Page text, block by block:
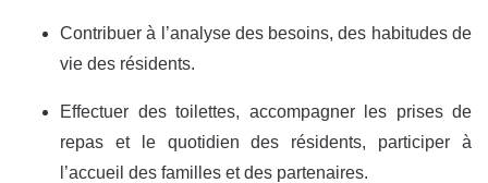
Contribuer à l’analyse des besoins, des habitudes de
vie des résidents.
Effectuer des toilettes, accompagner les prises de
repas et le quotidien des résidents, participer à
l’accueil des familles et des partenaires.